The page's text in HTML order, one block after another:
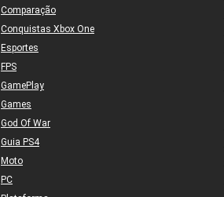
Comparação
Conquistas Xbox One
Esportes
FPS
GamePlay
Games
God Of War
Guia PS4
Moto
PC